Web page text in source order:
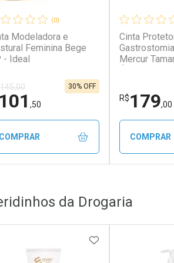
(0)
Modeladora e
Feminina Bege
- Ideal
101 ,50
30% OFF
COMPRAR
Menos
Cinta
Mercur
R$179,00
COMPRAR
Por
da Drogaria
ADICIONAR AOS